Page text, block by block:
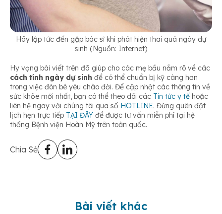
Hãy lập tức đến gặp bác sĩ khi phát hiện thai quá ngày dự
sinh (Nguồn: Internet)
Hy vọng bài viết trên đã giúp cho các mẹ bầu nắm rõ về các
cách tính ngày dự sinh để có thể chuẩn bị kỹ càng hơn
trong việc đón bé yêu chào đời. Để cập nhật các thông tin về
sức khỏe mới nhất, bạn có thể theo dõi các Tin tức y tế hoặc
liên hệ ngay với chúng tôi qua số HOTLINE. Đừng quên đặt
lịch hẹn trực tiếp TẠI ĐÂY để được tư vấn miễn phí tại hệ
thống Bệnh viện Hoàn Mỹ trên toàn quốc.
Chia Sẻ
Bài viết khác